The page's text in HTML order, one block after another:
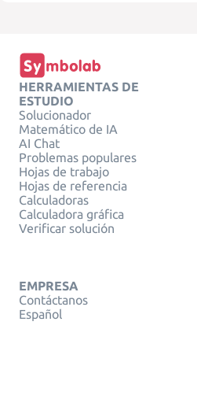
HERRAMIENTAS DE
ESTUDIO
Solucionador
Matemático de IA
AI Chat
Problemas populares
Hojas de trabajo
Hojas de referencia
Calculadoras
Calculadora gráfica
Verificar solución
EMPRESA
Contáctanos
Español